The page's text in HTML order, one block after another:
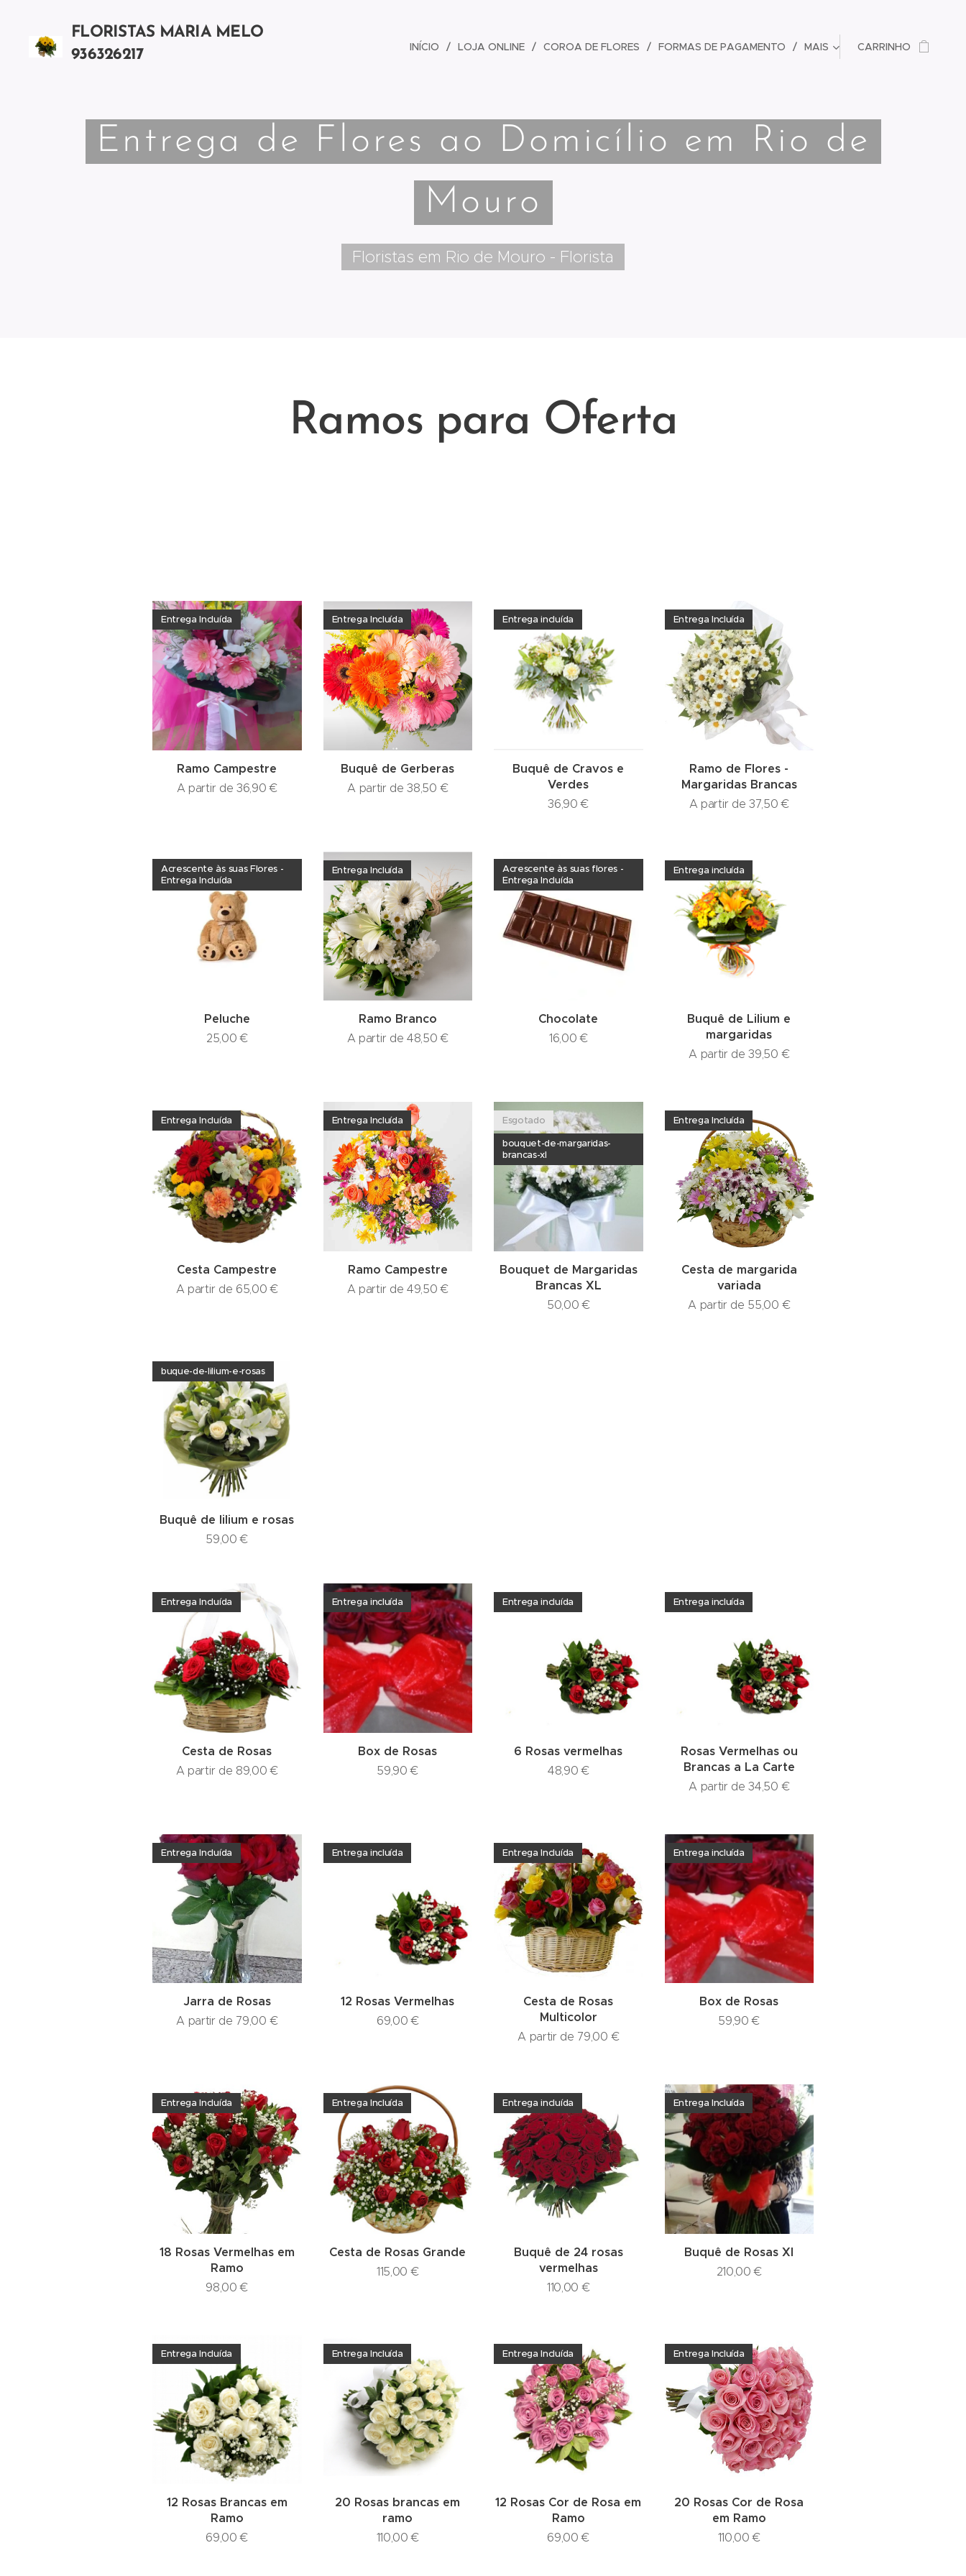
FLORISTAS MARIA MELO
936326217
INÍCIO LOJA ONLINE COROA DE FLORES FORMAS DE PAGAMENTO MAIS CARRINHO
Entrega de Flores ao Domicílio em Rio de
Mouro
Floristas em Rio de Mouro - Florista
Ramos para Oferta
Ramo Campestre
Entrega Incluída
A partir de 36,90 €
Buquê de Gerberas
Entrega Incluída
A partir de38,50 €
Buquê de Cravos e
Verdes
Entrega incluída
36,90 €
Ramo de Flores -
Margaridas Brancas
Entrega Incluída
A partir de 37,50 €
Peluche
Acrescente às suas Flores -
Entrega Incluída
25,00 €
Ramo Branco
Entrega Incluída
A partir de 48,50 €
Chocolate
Acrescente às suas flores -
Entrega Incluída
16,00 €
Buquê de Lilium e
margaridas
Entrega incluída
A partir de39,50 €
Cesta Campestre
Entrega Incluída
A partir de 65,00 €
Ramo Campestre
Entrega Incluída
A partir de 49,50 €
Bouquet de Margaridas
Brancas XL
Esgotado
bouquet-de-margaridas-
brancas-xl
50,00 €
Cesta de margarida
variada
Entrega Incluída
A partir de 55,00 €
Buquê de lilium e rosas
buque-de-lilium-e-rosas
59,00 €
Cesta de Rosas
Entrega Incluída
A partir de 89,00 €
Box de Rosas
Entrega incluída
59,90 €
6 Rosas vermelhas
Entrega incluída
48,90 €
Rosas Vermelhas ou
Brancas a La Carte
Entrega incluída
A partir de34,50 €
Jarra de Rosas
Entrega Incluída
A partir de 79,00 €
12 Rosas Vermelhas
Entrega incluída
69,00 €
Cesta de Rosas
Multicolor
Entrega Incluída
A partir de 79,00 €
Box de Rosas
Entrega incluída
59,90 €
18 Rosas Vermelhas em
Ramo
Entrega Incluída
98,00 €
Cesta de Rosas Grande
Entrega Incluída
115,00 €
Buquê de 24 rosas
vermelhas
Entrega incluída
110,00 €
Buquê de Rosas Xl
Entrega Incluída
210,00 €
12 Rosas Brancas em
Ramo
Entrega Incluída
69,00 €
20 Rosas brancas em
ramo
Entrega Incluída
110,00 €
12 Rosas Cor de Rosa em
Ramo
Entrega Incluída
69,00 €
20 Rosas Cor de Rosa
em Ramo
Entrega Incluída
110,00 €